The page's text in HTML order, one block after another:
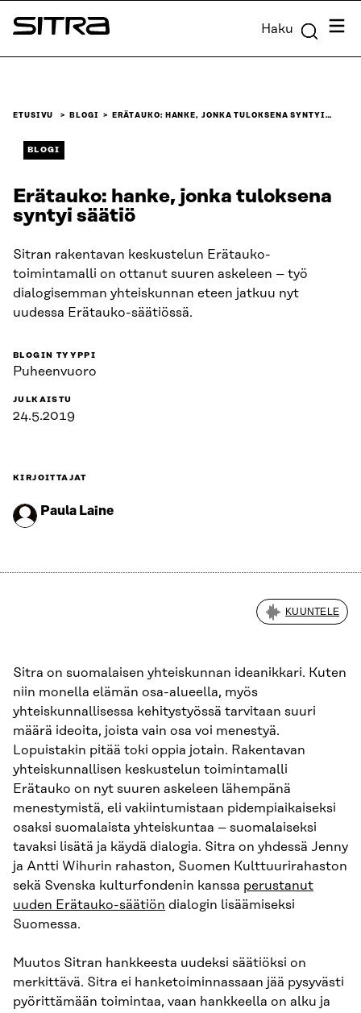
Siirry
suoraan
Sitra Haku
ETUSIVU BLOGI ERÄTAUKO: HANKE, JONKA TULOKSENA SYNTYI…
BLOGI
Erätauko: hanke, jonka tuloksena
syntyi säätiö
Sitran rakentavan keskustelun Erätauko-
toimintamalli on ottanut suuren askeleen – työ
dialogisemman yhteiskunnan eteen jatkuu nyt
uudessa Erätauko-säätiössä.
BLOGIN TYYPPI
Puheenvuoro
JULKAISTU
24.5.2019
KIRJOITTAJAT
Paula Laine
KUUNTELE
Sitra on suomalaisen yhteiskunnan ideanikkari. Kuten
niin monella elämän osa-alueella, myös
yhteiskunnallisessa kehitystyössä tarvitaan suuri
määrä ideoita, joista vain osa voi menestyä.
Lopuistakin pitää toki oppia jotain. Rakentavan
yhteiskunnallisen keskustelun toimintamalli
Erätauko on nyt suuren askeleen lähempänä
menestymistä, eli vakiintumistaan pidempiaikaiseksi
osaksi suomalaista yhteiskuntaa – suomalaiseksi
tavaksi lisätä ja käydä dialogia. Sitra on yhdessä Jenny
ja Antti Wihurin rahaston, Suomen Kulttuurirahaston
sekä Svenska kulturfondenin kanssa perustanut
uuden Erätauko-säätiön dialogin lisäämiseksi
Suomessa.
Muutos Sitran hankkeesta uudeksi säätiöksi on
merkittävä. Sitra ei hanketoiminnassaan jää pysyvästi
pyörittämään toimintaa, vaan hankkeella on alku ja